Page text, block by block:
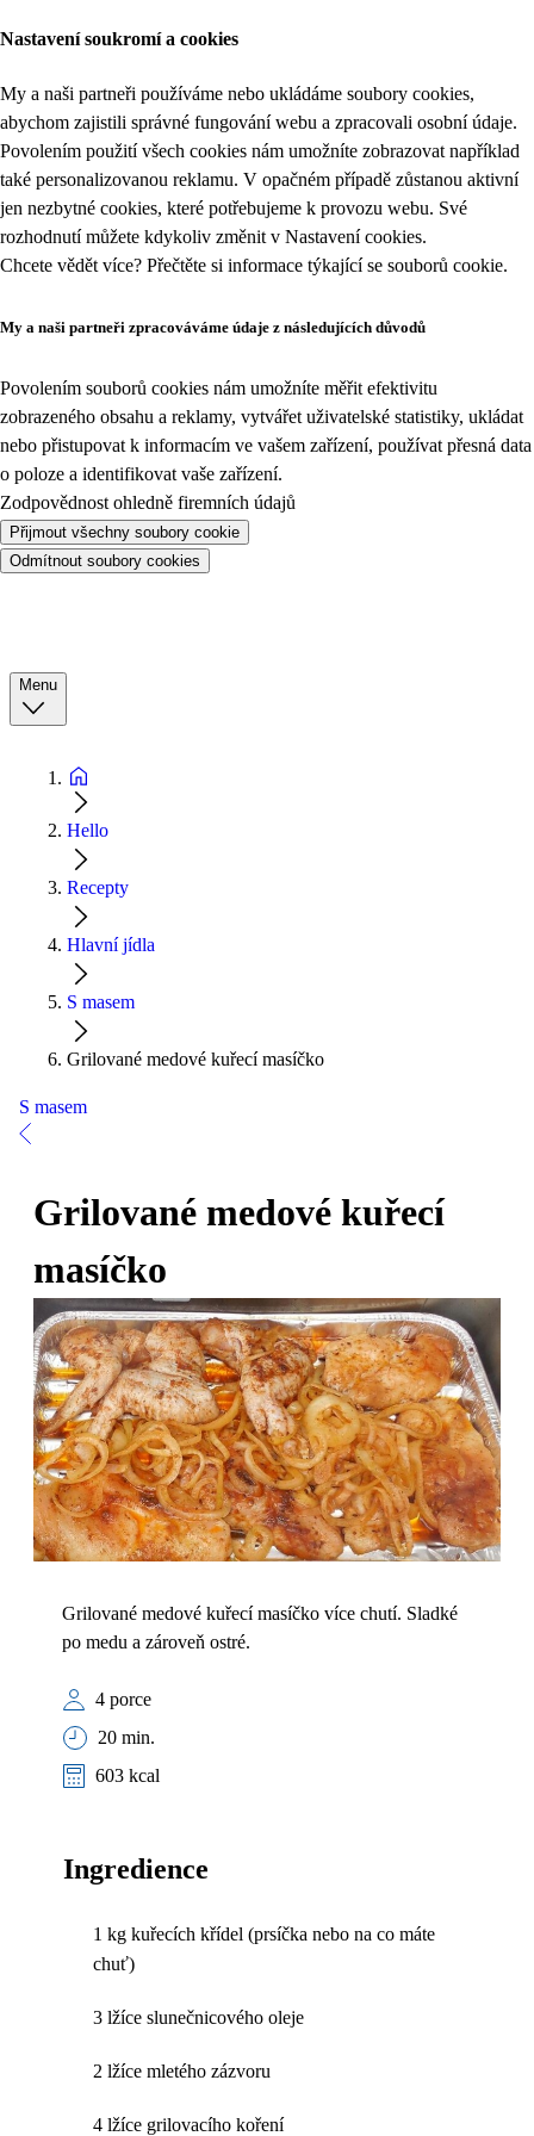
Nastavení soukromí a cookies
My a naši partneři používáme nebo ukládáme soubory cookies,
abychom zajistili správné fungování webu a zpracovali osobní údaje.
Povolením použití všech cookies nám umožníte zobrazovat například
také personalizovanou reklamu. V opačném případě zůstanou aktivní
jen nezbytné cookies, které potřebujeme k provozu webu. Své
rozhodnutí můžete kdykoliv změnit v Nastavení cookies.
Chcete vědět více? Přečtěte si informace týkající se souborů cookie.
My a naši partneři zpracováváme údaje z následujících důvodů
Povolením souborů cookies nám umožníte měřit efektivitu
zobrazeného obsahu a reklamy, vytvářet uživatelské statistiky, ukládat
nebo přistupovat k informacím ve vašem zařízení, používat přesná data
o poloze a identifikovat vaše zařízení.
Zodpovědnost ohledně firemních údajů
Přijmout všechny soubory cookie
Odmítnout soubory cookies
Menu
Hello
Recepty
Hlavní jídla
S masem
Grilované medové kuřecí masíčko
S masem
Grilované medové kuřecí
masíčko
Grilované medové kuřecí masíčko více chutí. Sladké
po medu a zároveň ostré.
4 porce
20 min.
603 kcal
Ingredience
1 kg kuřecích křídel (prsíčka nebo na co máte
chuť)
3 lžíce slunečnicového oleje
2 lžíce mletého zázvoru
4 lžíce grilovacího koření